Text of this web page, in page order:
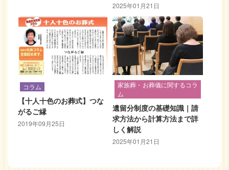
2025年01月21日
コラム
【十人十色のお葬式】つな
がるご縁
2019年09月25日
家族葬・お葬儀に関するコラ
ム
遺留分制度の基礎知識｜請
求方法から計算方法まで詳
しく解説
2025年01月21日